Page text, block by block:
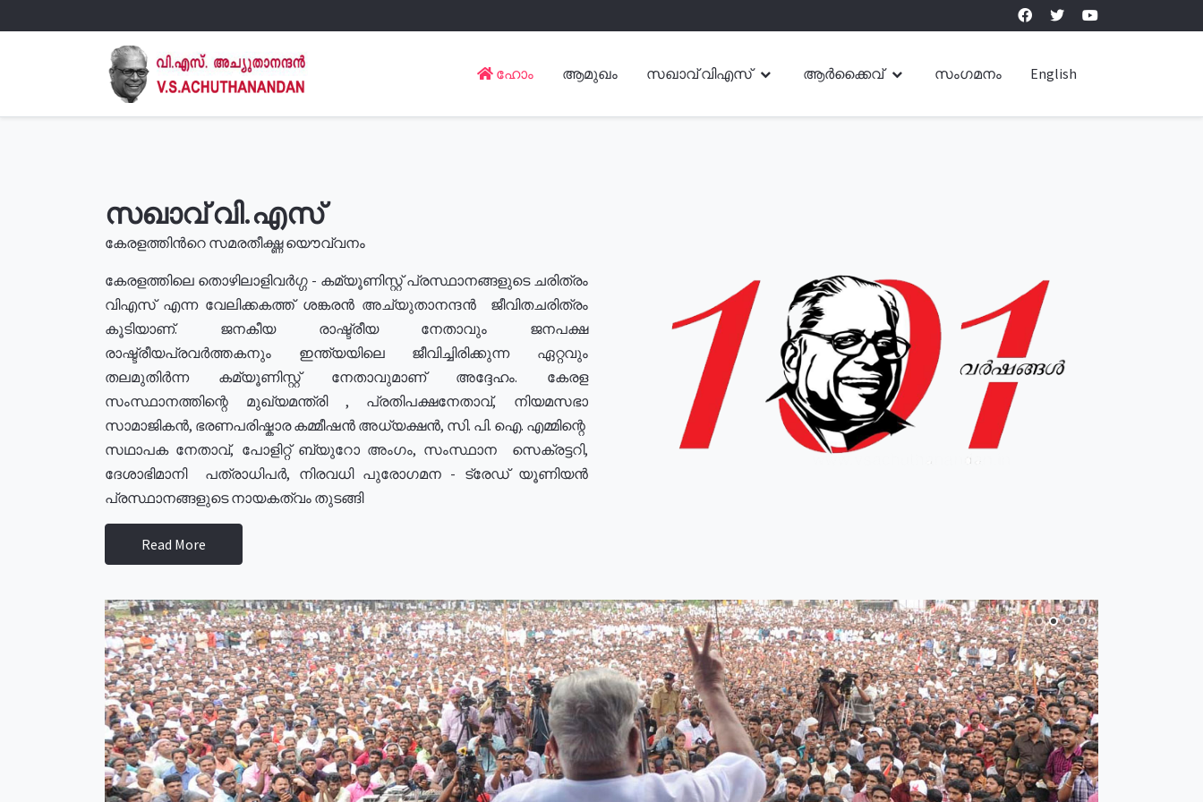
ഹോം ആമുഖം സഖാവ് വിഎസ് ആർക്കൈവ് സംഗമനം English
സഖാവ് വി.എസ്
കേരളത്തിൻറെ സമരതീക്ഷ്ണ യൌവ്വനം
കേരളത്തിലെ തൊഴിലാളിവർഗ്ഗ - കമ്യൂണിസ്റ്റ് പ്രസ്ഥാനങ്ങളുടെ ചരിത്രം
വിഎസ് എന്ന വേലിക്കകത്ത് ശങ്കരൻ അച്യുതാനന്ദൻ ജീവിതചരിത്രം
കൂടിയാണ്. ജനകീയ രാഷ്ട്രീയ നേതാവും ജനപക്ഷ
രാഷ്ട്രീയപ്രവർത്തകനും ഇന്ത്യയിലെ ജീവിച്ചിരിക്കുന്ന ഏറ്റവും
തലമുതിർന്ന കമ്യൂണിസ്റ്റ് നേതാവുമാണ് അദ്ദേഹം. കേരള
സംസ്ഥാനത്തിന്റെ മുഖ്യമന്ത്രി , പ്രതിപക്ഷനേതാവ്, നിയമസഭാ
സാമാജികൻ, ഭരണപരിഷ്കാര കമ്മീഷൻ അധ്യക്ഷൻ, സി. പി. ഐ. എമ്മിന്റെ
സഥാപക നേതാവ്, പോളിറ്റ് ബ്യുറോ അംഗം, സംസ്ഥാന സെക്രട്ടറി,
ദേശാഭിമാനി പത്രാധിപർ, നിരവധി പുരോഗമന - ട്രേഡ് യൂണിയൻ
പ്രസ്ഥാനങ്ങളുടെ നായകത്വം തുടങ്ങി
Read More